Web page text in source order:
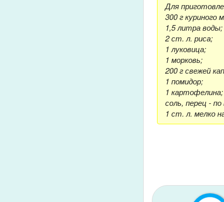
Для
300 г куриного
1,5 литра воды;
2 ст. л. риса;
1 луковица;
1 морковь;
200 г свежей
1 помидор;
1 картофелина;
соль, перец - по
1 ст. л. мелко